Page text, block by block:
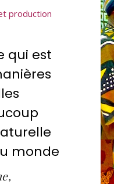
production
qui est
monde